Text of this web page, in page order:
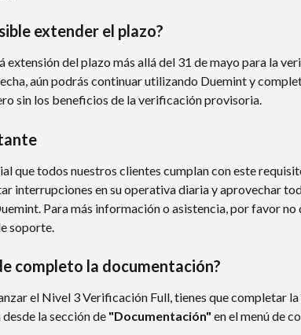
extender el plazo?
extensión del plazo más allá del 31 de mayo para la
aún podrás continuar utilizando Duemint y
sin los beneficios de la verificación provisoria.
que todos nuestros clientes cumplan con este
interrupciones en su operativa diaria y aprovechar
Para más información o asistencia, por favor no
soporte.
completo la documentación?
el Nivel 3 Verificación Full, tienes que completar
la sección de "Documentación" en el menú de